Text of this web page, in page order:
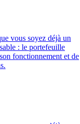
vous soyez déjà un
: le portefeuille
fonctionnement et de